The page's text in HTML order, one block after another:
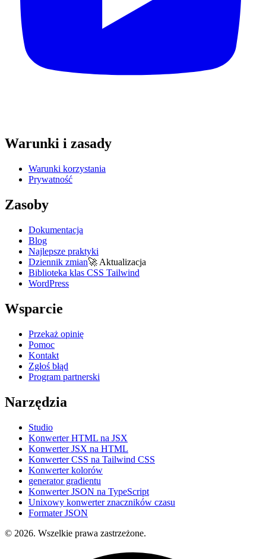
Warunki i zasady
Warunki korzystania
Prywatność
Zasoby
Dokumentacja
Blog
Najlepsze praktyki
Dziennik zmian🚀 Aktualizacja
Biblioteka klas CSS Tailwind
WordPress
Wsparcie
Przekaż opinię
Pomoc
Kontakt
Zgłoś błąd
Program partnerski
Narzędzia
Studio
Konwerter HTML na JSX
Konwerter JSX na HTML
Konwerter CSS na Tailwind CSS
Konwerter kolorów
generator gradientu
Konwerter JSON na TypeScript
Unixowy konwerter znaczników czasu
Formater JSON
© 2026. Wszelkie prawa zastrzeżone.